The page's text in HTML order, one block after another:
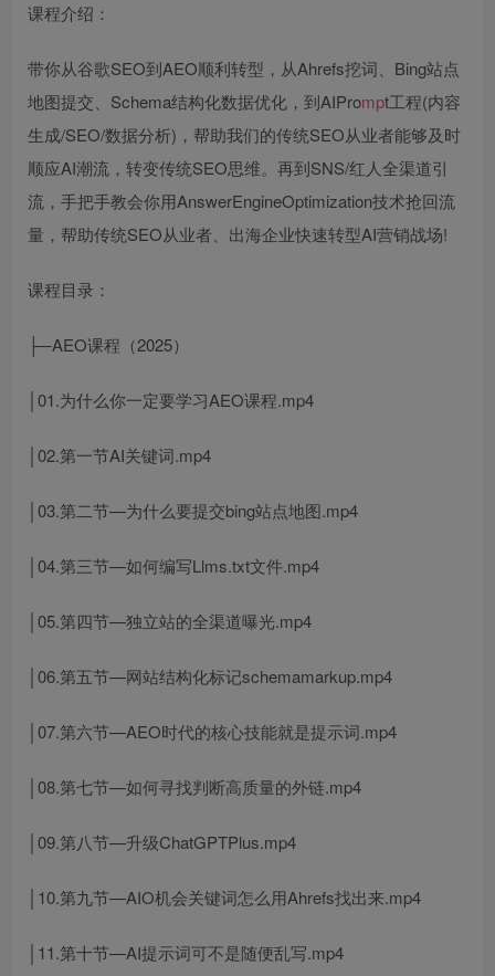
课程介绍：
带你从谷歌SEO到AEO顺利转型，从Ahrefs挖词、Bing站点
地图提交、Schema结构化数据优化，到AIPrompt工程(内容
生成/SEO/数据分析)，帮助我们的传统SEO从业者能够及时
顺应AI潮流，转变传统SEO思维。再到SNS/红人全渠道引
流，手把手教会你用AnswerEngineOptimization技术抢回流
量，帮助传统SEO从业者、出海企业快速转型AI营销战场!
课程目录：
├─AEO课程（2025）
│01.为什么你一定要学习AEO课程.mp4
│02.第一节AI关键词.mp4
│03.第二节—为什么要提交bing站点地图.mp4
│04.第三节—如何编写Llms.txt文件.mp4
│05.第四节—独立站的全渠道曝光.mp4
│06.第五节—网站结构化标记schemamarkup.mp4
│07.第六节—AEO时代的核心技能就是提示词.mp4
│08.第七节—如何寻找判断高质量的外链.mp4
│09.第八节—升级ChatGPTPlus.mp4
│10.第九节—AIO机会关键词怎么用Ahrefs找出来.mp4
│11.第十节—AI提示词可不是随便乱写.mp4